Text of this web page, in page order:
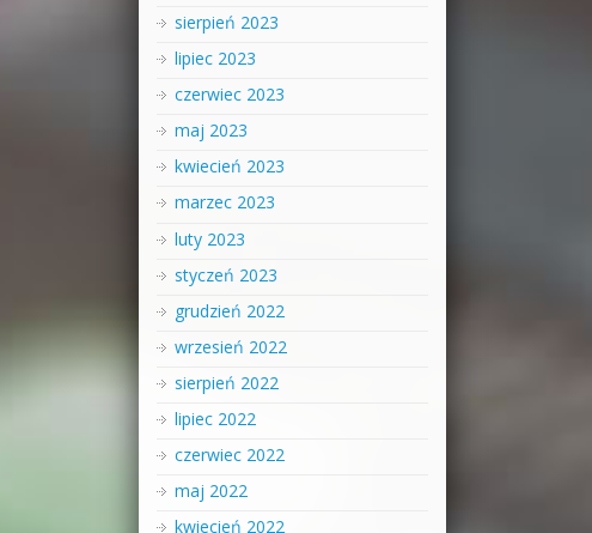
sierpień 2023
lipiec 2023
czerwiec 2023
maj 2023
kwiecień 2023
marzec 2023
luty 2023
styczeń 2023
grudzień 2022
wrzesień 2022
sierpień 2022
lipiec 2022
czerwiec 2022
maj 2022
kwiecień 2022